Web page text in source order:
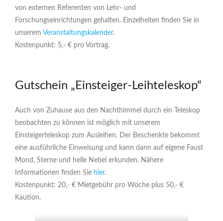
von externen Referenten von Lehr- und
Forschungseinrichtungen gehalten. Einzelheiten finden Sie in
unserem Veranstaltungskalender.
Kostenpunkt: 5,- € pro Vortrag.
Gutschein „Einsteiger-Leihteleskop“
Auch von Zuhause aus den Nachthimmel durch ein Teleskop
beobachten zu können ist möglich mit unserem
Einsteigerteleskop zum Ausleihen. Der Beschenkte bekommt
eine ausführliche Einweisung und kann dann auf eigene Faust
Mond, Sterne und helle Nebel erkunden. Nähere
Informationen finden Sie hier.
Kostenpunkt: 20,- € Mietgebühr pro Woche plus 50,- €
Kaution.